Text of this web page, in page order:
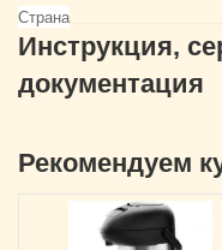
Страна
Инструкция,
документация
Рекомендуем